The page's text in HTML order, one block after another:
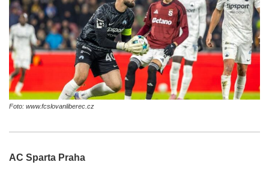
Foto: www.fcslovanliberec.cz
AC Sparta Praha